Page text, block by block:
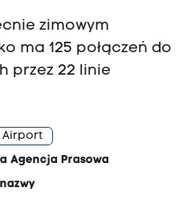
zimowym
ma 125 połączeń do
przez 22 linie
Airport
Agencja Prasowa